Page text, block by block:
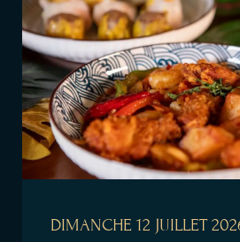
DIMANCHE 12 JUILLET